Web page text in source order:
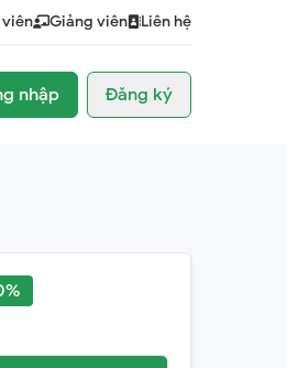
viên Giảng viên Liên hệ
nhập Đăng ký